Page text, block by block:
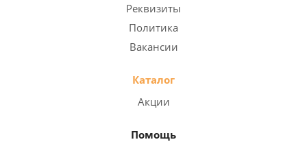
Реквизиты
Политика
Вакансии
Каталог
Акции
Помощь